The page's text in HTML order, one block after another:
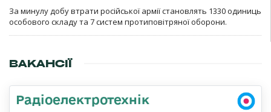
За минулу добу втрати російської армії становлять 1330 одиниць
особового складу та 7 систем протиповітряної оборони.
ВАКАНСІЇ
Радіоелектротехнік